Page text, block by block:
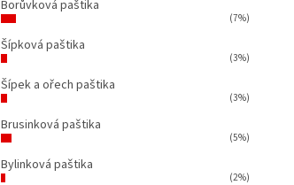
Borůvková paštika
(7%)
Šípková paštika
(3%)
Šípek a ořech paštika
(3%)
Brusinková paštika
(5%)
Bylinková paštika
(2%)